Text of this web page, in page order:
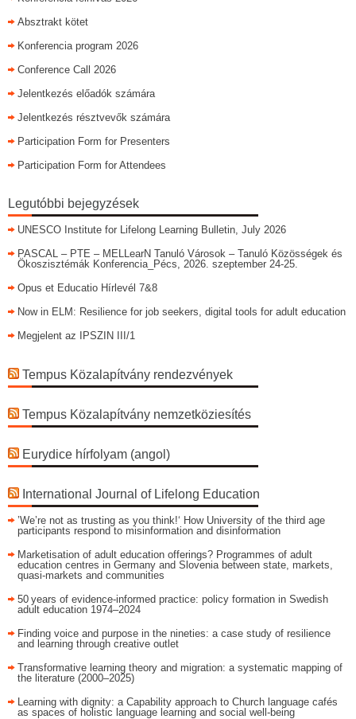
Absztrakt kötet
Konferencia program 2026
Conference Call 2026
Jelentkezés előadók számára
Jelentkezés résztvevők számára
Participation Form for Presenters
Participation Form for Attendees
Legutóbbi bejegyzések
UNESCO Institute for Lifelong Learning Bulletin, July 2026
PASCAL – PTE – MELLearN Tanuló Városok – Tanuló Közösségek és
Ökoszisztémák Konferencia_Pécs, 2026. szeptember 24-25.
Opus et Educatio Hírlevél 7&8
Now in ELM: Resilience for job seekers, digital tools for adult education
Megjelent az IPSZIN III/1
Tempus Közalapítvány rendezvények
Tempus Közalapítvány nemzetköziesítés
Eurydice hírfolyam (angol)
International Journal of Lifelong Education
’We’re not as trusting as you think!‘ How University of the third age
participants respond to misinformation and disinformation
Marketisation of adult education offerings? Programmes of adult
education centres in Germany and Slovenia between state, markets,
quasi-markets and communities
50 years of evidence‑informed practice: policy formation in Swedish
adult education 1974–2024
Finding voice and purpose in the nineties: a case study of resilience
and learning through creative outlet
Transformative learning theory and migration: a systematic mapping of
the literature (2000–2025)
Learning with dignity: a Capability approach to Church language cafés
as spaces of holistic language learning and social well-being